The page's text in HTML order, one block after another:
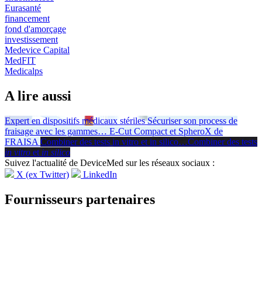
Eurasanté
financement
fond d'amorçage
investissement
Medevice Capital
MedFIT
Medicalps
A lire aussi
Expert en dispositifs médicaux stériles Sécuriser son process de
fraisage avec les gammes… E-Cut Compact et SpheroX de
FRAISA Combiner des tests in vitro et in silico…Combiner des tests
in vitro et in silico
Suivez l'actualité de DeviceMed sur les réseaux sociaux :
X (ex Twitter)
LinkedIn
Fournisseurs partenaires